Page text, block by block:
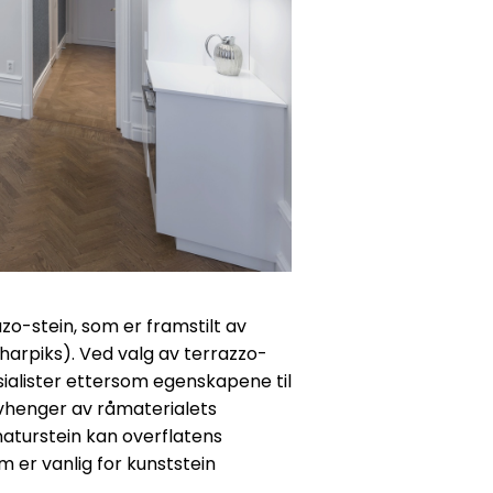
stein, som er framstilt av
Ved valg av terrazzo-
ettersom egenskapene til
av råmaterialets
kan overflatens
er vanlig for kunststein